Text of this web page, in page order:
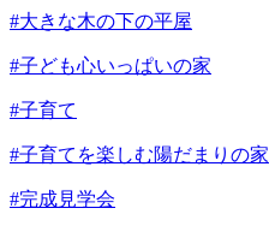
#大きな木の下の平屋
#子ども心いっぱいの家
#子育て
#子育てを楽しむ陽だまりの家
#完成見学会